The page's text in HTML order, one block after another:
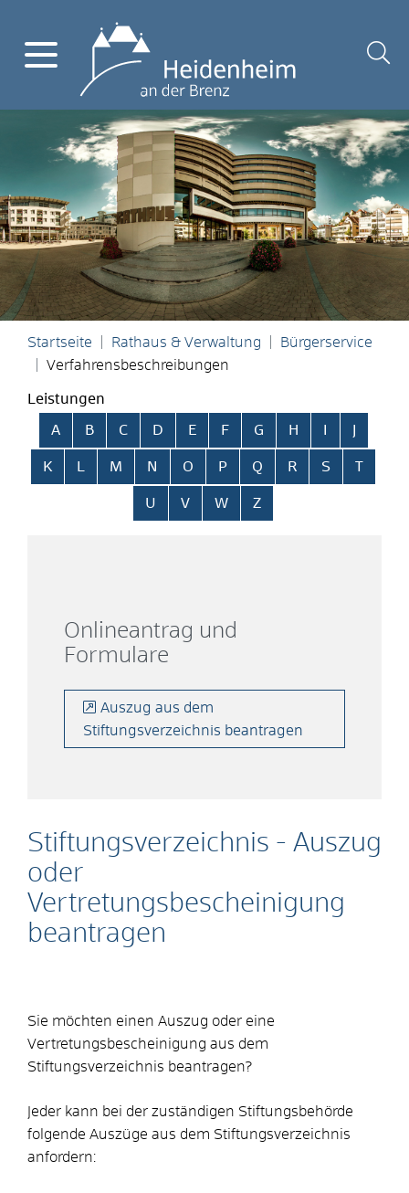
Startseite Rathaus & Verwaltung
Bürgerservice
Verfahrensbeschreibungen
Leistungen
Alphabetisches Register überspringen
A B C D E F G H
K L M N O P Q R S T
U V W Z
Stiftungsverzeichnis - Auszug
oder
Vertretungsbescheinigung
beantragen
Sie möchten einen Auszug oder eine
Vertretungsbescheinigung aus dem
Stiftungsverzeichnis beantragen?
Jeder kann bei der zuständigen Stiftungsbehörde
folgende Auszüge aus dem Stiftungsverzeichnis
anfordern:
Onlineantrag und
Formulare
Auszug aus dem
Stiftungsverzeichnis beantragen